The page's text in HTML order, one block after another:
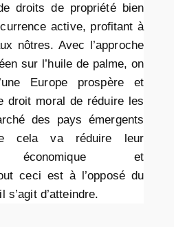
droits de propriété bien
active, profitant à
nôtres. Avec l’approche
sur l’huile de palme, on
Europe prospère et
droit moral de réduire les
des pays émergents
cela va réduire leur
économique et
ceci est à l’opposé du
s’agit d’atteindre.